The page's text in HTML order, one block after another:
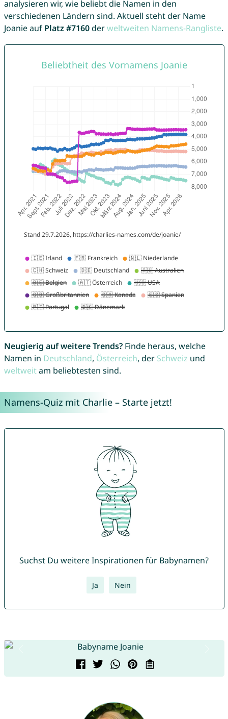
analysieren wir, wie beliebt die Namen in den
verschiedenen Ländern sind. Aktuell steht der Name
Joanie auf Platz #7160derweltweiten Namens-Rangliste.
Neugierig auf weitere Trends?Finde heraus, welche
Namen in Deutschland, Österreich, der Schweiz und
weltweitam beliebtesten sind.
Namens-Quiz mit Charlie – Starte jetzt!
Suchst Du weitere Inspirationen für Babynamen?
Ja Nein